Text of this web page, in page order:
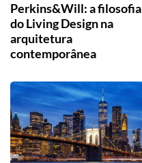
Perkins&Will: a filosofia
do Living Design na
arquitetura
contemporânea